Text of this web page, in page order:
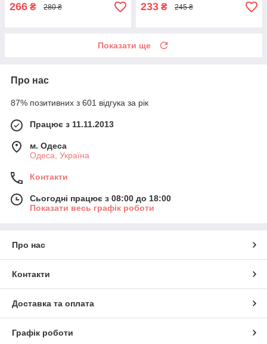
266 ₴ 280 ₴ 233 ₴ 245 ₴
Показати ще
Про нас
87% позитивних з 601 відгука за рік
Працює з 11.11.2013
м. Одеса
Одеса, Україна
Контакти
Сьогодні працює з 08:00 до 18:00
Показати весь графік роботи
Про нас
Контакти
Доставка та оплата
Графік роботи